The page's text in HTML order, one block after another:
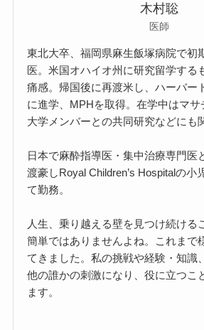
木村聡
医師
東北大卒、福岡県麻生飯塚病院で初
医。米国オハイオ州に研究留学する
痛感。帰国後に再渡米し、ハーバー
に進学、MPHを取得。在学中はマ
大学メンバーとの共同研究などにも
日本で麻酔指導医・集中治療専門医
渡豪しRoyal Children’s Hospitalの小
て勤務。
人生、乗り越える壁を見つけ続ける
簡単ではありませんよね。これまで
てきました。私の挑戦や経験・知識
他の誰かの刺激になり、役に立つこ
ます。